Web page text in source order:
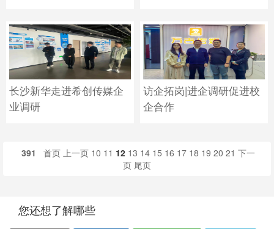
长沙新华走进希创传媒企
业调研
访企拓岗|进企调研促进校
企合作
391 首页 上一页 10 11 12 13 14 15 16 17 18 19 20 21 下一
页 尾页
您还想了解哪些